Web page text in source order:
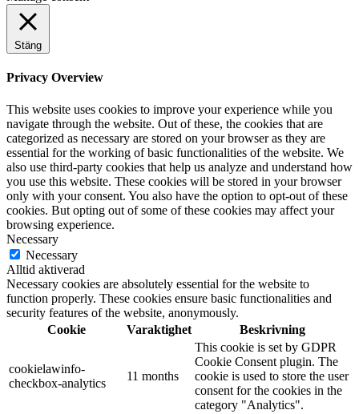
Stäng
Privacy Overview
This website uses cookies to improve your experience while you
navigate through the website. Out of these, the cookies that are
categorized as necessary are stored on your browser as they are
essential for the working of basic functionalities of the website. We
also use third-party cookies that help us analyze and understand how
you use this website. These cookies will be stored in your browser
only with your consent. You also have the option to opt-out of these
cookies. But opting out of some of these cookies may affect your
browsing experience.
Necessary
Necessary
Alltid aktiverad
Necessary cookies are absolutely essential for the website to
function properly. These cookies ensure basic functionalities and
security features of the website, anonymously.
Cookie
Varaktighet Beskrivning
cookielawinfo-
checkbox-analytics
11 months
This cookie is set by GDPR
Cookie Consent plugin. The
cookie is used to store the user
consent for the cookies in the
category "Analytics".